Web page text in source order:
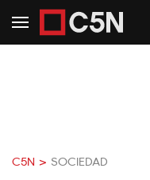
C5N > SOCIEDAD